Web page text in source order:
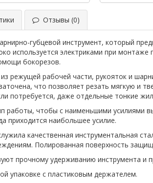
Отзывы (0)
губцевой инструмент, который
используется электриками при
бокорезов.
режущей рабочей части, рукояток и
что позволяет резать мягкую и
потребуется, даже отдельные тонкие
работы, чтобы с наименьшими усилиями
приходится наибольшее усилие.
качественная инструментальная
Полированная поверхность
прочному удерживанию инструмента и
упаковке с пластиковым держателем.